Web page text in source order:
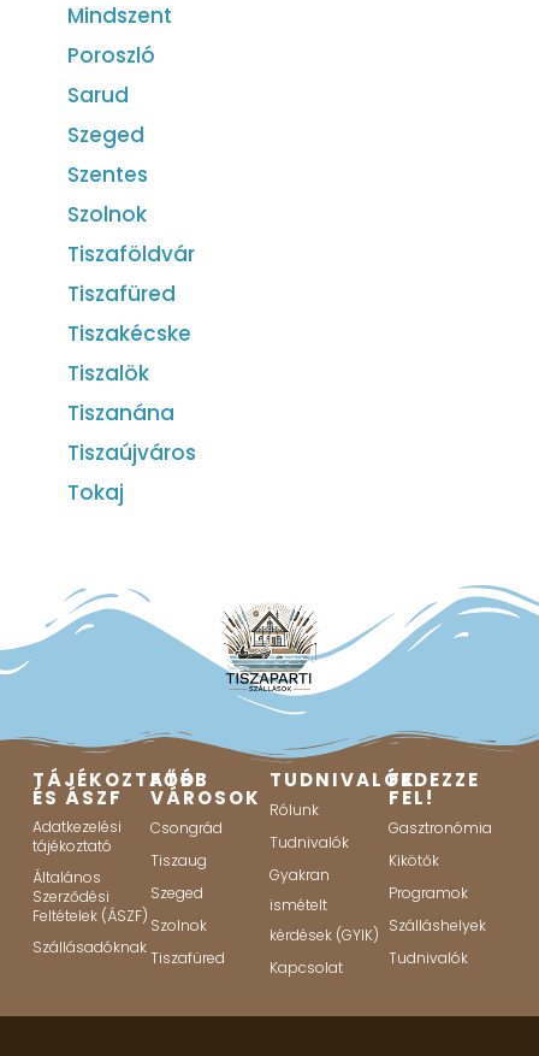
Mindszent
Poroszló
Sarud
Szeged
Szentes
Szolnok
Tiszaföldvár
Tiszafüred
Tiszakécske
Tiszalök
Tiszanána
Tiszaújváros
Tokaj
TÁJÉKOZTATÓ
ÉS ÁSZF
Adatkezelési
tájékoztató
Általános
Szerződési
Feltételek (ÁSZF)
Szállásadóknak
FŐBB
VÁROSOK
Csongrád
Tiszaug
Szeged
Szolnok
Tiszafüred
TUDNIVALÓK
Rólunk
Tudnivalók
Gyakran
ismételt
kérdések (GYIK)
Kapcsolat
FEDEZZE
FEL!
Gasztronómia
Kikötők
Programok
Szálláshelyek
Tudnivalók